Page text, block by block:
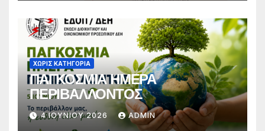
ΧΩΡΊΣ ΚΑΤΗΓΟΡΊΑ
ΠΑΓΚΟΣΜΙΑ ΗΜΕΡΑ
ΠΕΡΙΒΑΛΛΟΝΤΟΣ
4 ΙΟΥΝΊΟΥ 2026 ADMIN